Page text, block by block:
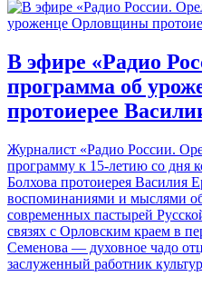
В эфире «Радио
программа об
протоиерее
Журналист «Радио России.
программу к 15-летию со дня
Болхова протоиерея Василия
воспоминаниями и мыслями
современных пастырей
связях с Орловским краем в
Семенова — духовное чадо
заслуженный работник